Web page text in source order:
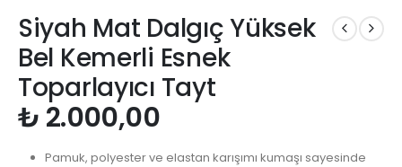
Siyah Mat Dalgıç Yüksek
Bel Kemerli Esnek
Toparlayıcı Tayt
₺ 2.000,00
Pamuk, polyester ve elastan karışımı kumaşı sayesinde